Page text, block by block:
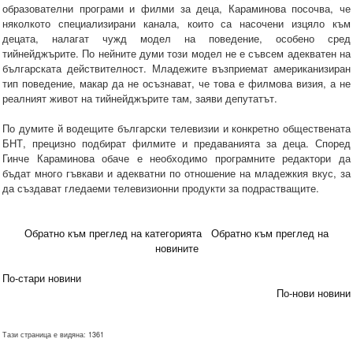
образователни програми и филми за деца, Караминова посочва, че
няколкото специализирани канала, които са насочени изцяло към
децата, налагат чужд модел на поведение, особено сред
тийнейджърите. По нейните думи този модел не е съвсем адекватен на
българската действителност. Младежите възприемат американизиран
тип поведение, макар да не осъзнават, че това е филмова визия, а не
реалният живот на тийнейджърите там, заяви депутатът.
По думите й водещите български телевизии и конкретно обществената
БНТ, прецизно подбират филмите и предаванията за деца. Според
Гинче Караминова обаче е необходимо програмните редактори да
бъдат много гъвкави и адекватни по отношение на младежкия вкус, за
да създават гледаеми телевизионни продукти за подрастващите.
Обратно към преглед на категорията
Обратно към преглед на
новините
По-стари новини
По-нови новини
Тази страница е видяна: 1361